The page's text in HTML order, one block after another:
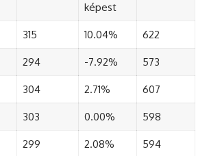
képest
315 10.04% 622
294 -7.92% 573
304 2.71% 607
303 0.00% 598
299 2.08% 594